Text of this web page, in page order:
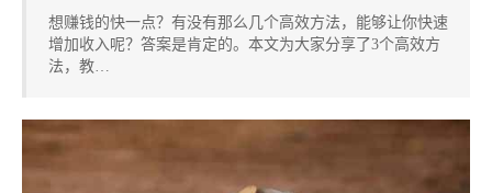
想赚钱的快一点？有没有那么几个高效方法，能够让你快速
增加收入呢？答案是肯定的。本文为大家分享了3个高效方
法，教…